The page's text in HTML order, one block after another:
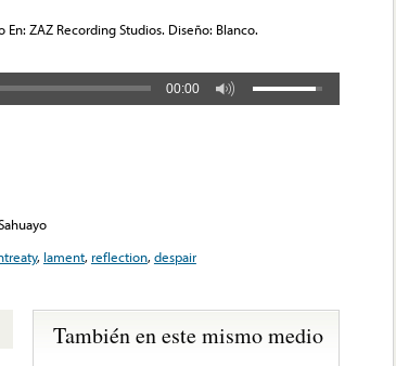
ZAZ Recording Studios. Diseño: Blanco.
00:00
, lament, reflection,despair
También en este mismo medio